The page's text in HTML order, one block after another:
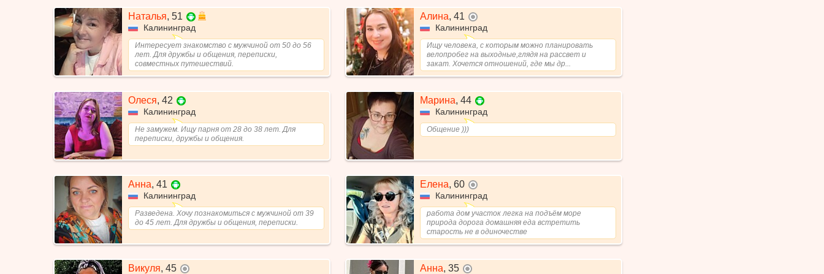
Наталья, 51
Калининград
Интересует знакомство с мужчиной от 50 до 56
лет. Для дружбы и общения, переписки,
совместных путешествий.
Алина, 41
Калининград
Ищу человека, с которым можно планировать
велопробег на выходные,глядя на рассвет и
закат. Хочется отношений, где мы др...
Олеся, 42
Калининград
Не замужем. Ищу парня от 28 до 38 лет. Для
переписки, дружбы и общения.
Марина, 44
Калининград
Общение )))
Анна, 41
Калининград
Разведена. Хочу познакомиться с мужчиной от 39
до 45 лет. Для дружбы и общения, переписки.
Елена, 60
Калининград
работа дом участок легка на подъём море
природа дорога домашняя еда встретить
старость не в одиночестве
Викуля, 45 Анна, 35